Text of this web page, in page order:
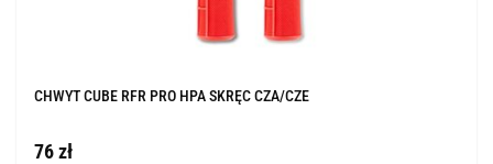
CHWYT CUBE RFR PRO HPA SKRĘC CZA/CZE
76 zł